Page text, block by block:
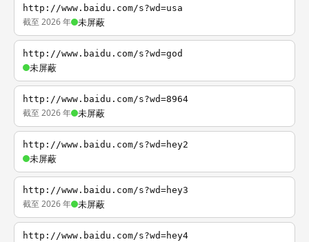
http://www.baidu.com/s?wd=usa
截至 2026 年 未屏蔽
http://www.baidu.com/s?wd=god
未屏蔽
http://www.baidu.com/s?wd=8964
截至 2026 年 未屏蔽
http://www.baidu.com/s?wd=hey2
未屏蔽
http://www.baidu.com/s?wd=hey3
截至 2026 年 未屏蔽
http://www.baidu.com/s?wd=hey4